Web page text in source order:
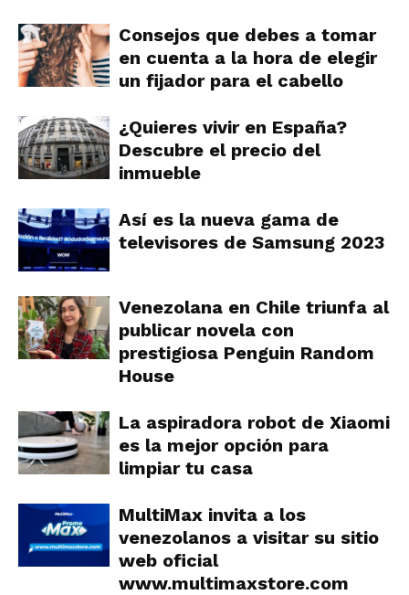
Consejos que debes a tomar
en cuenta a la hora de elegir
un fijador para el cabello
¿Quieres vivir en España?
Descubre el precio del
inmueble
Así es la nueva gama de
televisores de Samsung 2023
Venezolana en Chile triunfa al
publicar novela con
prestigiosa Penguin Random
House
La aspiradora robot de Xiaomi
es la mejor opción para
limpiar tu casa
MultiMax invita a los
venezolanos a visitar su sitio
web oficial
www.multimaxstore.com